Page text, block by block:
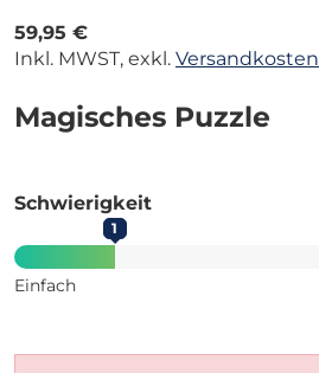
59,95 €
Inkl. MWST, exkl. Versandkosten
Magisches Puzzle
Schwierigkeit
1
Einfach